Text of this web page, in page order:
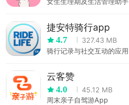
捷安特骑行app
4.7
327.43 MB
骑行记录与社交互动的应用
云客赞
4.0
45.12 MB
周末亲子自驾游App